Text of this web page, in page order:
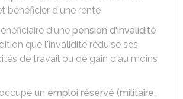
bénéficier d'une rente
d'une pension d'invalidité
que l'invalidité réduise ses
de travail ou de gain d'au moins
un emploi réservé (militaire,